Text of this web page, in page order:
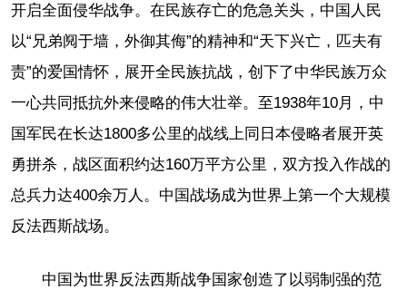
开启全面侵华战争。在民族存亡的危急关头，中国人民
以“兄弟阋于墙，外御其侮”的精神和“天下兴亡，匹夫有
责”的爱国情怀，展开全民族抗战，创下了中华民族万众
一心共同抵抗外来侵略的伟大壮举。至1938年10月，中
国军民在长达1800多公里的战线上同日本侵略者展开英
勇拼杀，战区面积约达160万平方公里，双方投入作战的
总兵力达400余万人。中国战场成为世界上第一个大规模
反法西斯战场。
中国为世界反法西斯战争国家创造了以弱制强的范